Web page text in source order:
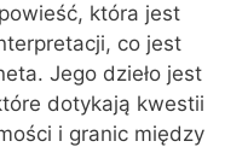
która jest
co jest
Jego dzieło jest
dotykają kwestii
i granic między